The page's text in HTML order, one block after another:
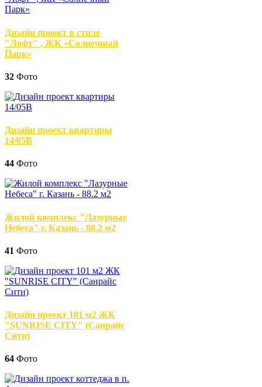
Дизайн проект в стиле
"Лофт" , ЖК «Солнечный
Парк»
32 Фото
Дизайн проект квартиры
14/05В
44 Фото
Жилой комплекс "Лазурные
Небеса" г. Казань - 88.2 м2
41 Фото
Дизайн проект 101 м2 ЖК
"SUNRISE CITY" (Санрайс
Сити)
64 Фото